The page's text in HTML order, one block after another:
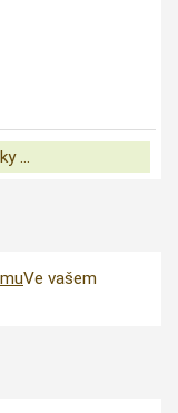
...
Ve vašem